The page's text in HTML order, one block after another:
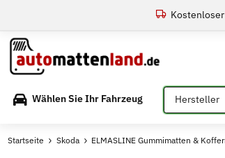
Wählen Sie Ihr Fahrzeug Bitte
Startseite Skoda ELMASLINE Gummimatten &